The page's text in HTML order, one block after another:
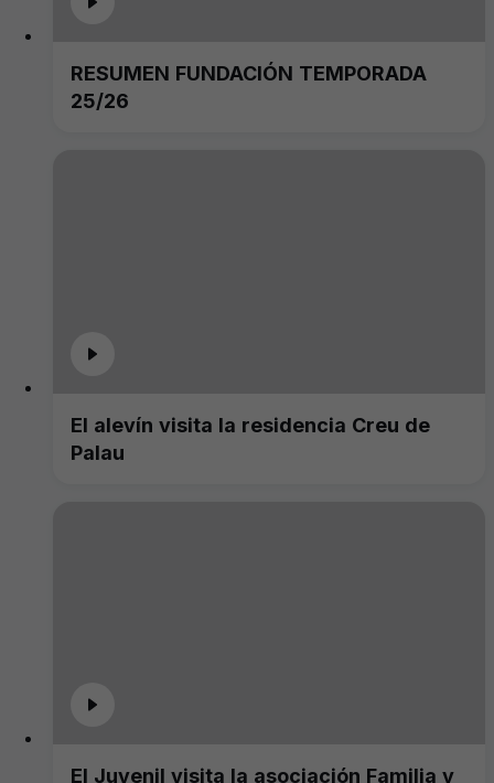
RESUMEN FUNDACIÓN TEMPORADA
25/26
El alevín visita la residencia Creu de
Palau
El Juvenil visita la asociación Familia y